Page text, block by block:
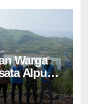
Warga
Alpukat
di